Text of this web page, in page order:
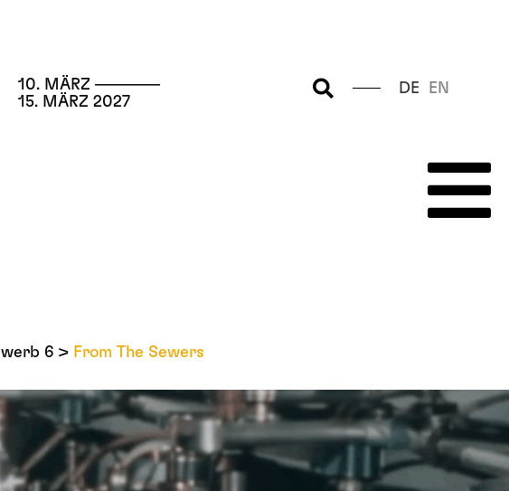
10. MÄRZ ––––––––
15. MÄRZ 2027
DE EN
6 From The Sewers